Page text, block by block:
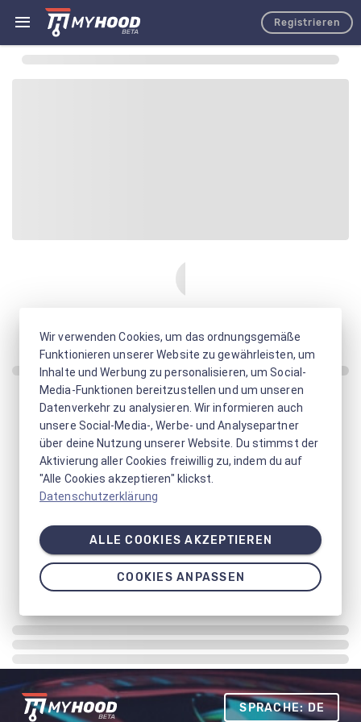
Registrieren
SPRACHE: DE
Wir verwenden Cookies, um das ordnungsgemäße
Funktionieren unserer Website zu gewährleisten, um
Inhalte und Werbung zu personalisieren, um Social-
Media-Funktionen bereitzustellen und um unseren
Datenverkehr zu analysieren. Wir informieren auch
unsere Social-Media-, Werbe- und Analysepartner
über deine Nutzung unserer Website. Du stimmst der
Aktivierung aller Cookies freiwillig zu, indem du auf
"Alle Cookies akzeptieren" klickst.
Datenschutzerklärung
ALLE COOKIES AKZEPTIEREN
COOKIES ANPASSEN